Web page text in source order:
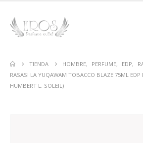
TIENDA HOMBRE, PERFUME, EDP,
RASASI LA YUQAWAM TOBACCO BLAZE 75ML EDP
HUMBERT L. SOLEIL)